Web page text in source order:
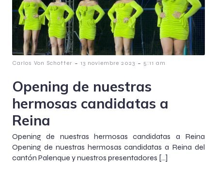
Carlos Von Schotter - 13 noviembre 2023 - 5:11 am
Opening de nuestras
hermosas candidatas a
Reina
Opening de nuestras hermosas candidatas a Reina
Opening de nuestras hermosas candidatas a Reina del
cantón Palenque y nuestros presentadores […]